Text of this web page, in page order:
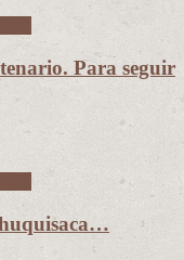
Para seguir